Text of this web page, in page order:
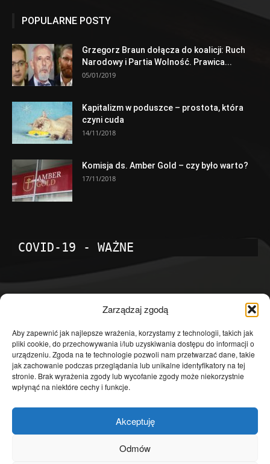
Zarządzaj zgodą
Aby zapewnić jak najlepsze wrażenia, korzystamy z technologii, takich jak
pliki cookie, do przechowywania i/lub uzyskiwania dostępu do informacji o
urządzeniu. Zgoda na te technologie pozwoli nam przetwarzać dane, takie
jak zachowanie podczas przeglądania lub unikalne identyfikatory na tej
stronie. Brak wyrażenia zgody lub wycofanie zgody może niekorzystnie
wpłynąć na niektóre cechy i funkcje.
Akceptuję
Odmów
POPULARNE POSTY
Grzegorz Braun dołącza do koalicji: Ruch
Narodowy i Partia Wolność. Prawica...
05/01/2019
Kapitalizm w poduszce – prostota, która
czyni cuda
14/11/2018
Komisja ds. Amber Gold – czy było warto?
17/11/2018
COVID-19 - WAŻNE
Temat dnia
4601
Publicystyka
4363
Polityka
3639
Polska
Społeczeństwo
2823